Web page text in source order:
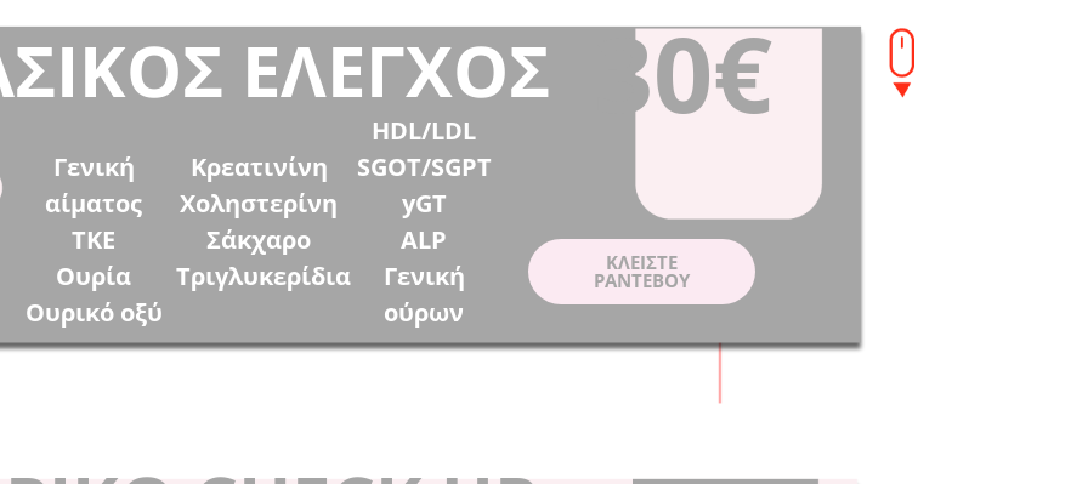
ΕΛΕΓΧΟΣ 30€
Γενική
αίματος
ΤΚΕ
Ουρία
Ουρικό οξύ
Κρεατινίνη
Χοληστερίνη
Σάκχαρο
Τριγλυκερίδια
HDL/LDL
SGOT/SGPT
yGT
ALP
Γενική
ούρων
ΚΛΕIΣΤΕ
ΡΑΝΤΕΒΟY